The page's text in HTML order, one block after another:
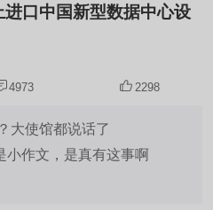
4973 2298
大使馆都说话了
小作文，是真有这事啊